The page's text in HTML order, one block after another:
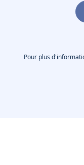
Pour plus